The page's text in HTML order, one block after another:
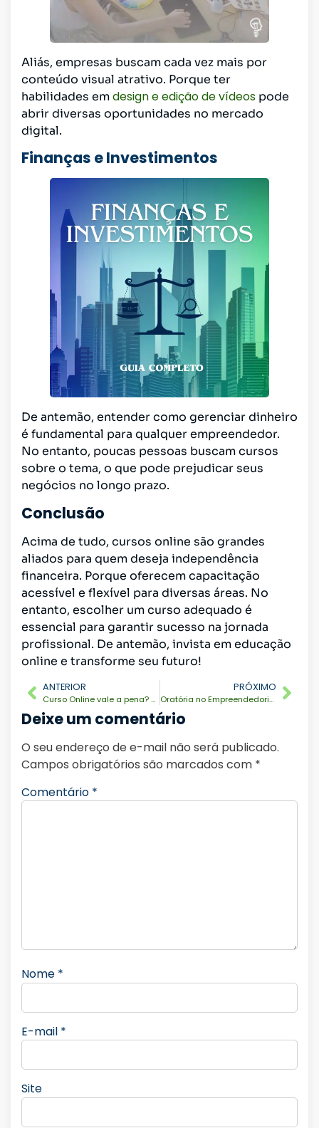
Aliás, empresas buscam cada vez mais por
conteúdo visual atrativo. Porque ter
habilidades emdesign e edição de vídeos pode
abrir diversas oportunidades no mercado
digital.
Finanças e Investimentos
De antemão, entender como gerenciar dinheiro
é fundamental para qualquer empreendedor.
No entanto, poucas pessoas buscam cursos
sobre o tema, o que pode prejudicar seus
negócios no longo prazo.
Conclusão
Acima de tudo, cursos online são grandes
aliados para quem deseja independência
financeira. Porque oferecem capacitação
acessível e flexível para diversas áreas. No
entanto, escolher um curso adequado é
essencial para garantir sucesso na jornada
profissional. De antemão, invista em educação
online e transforme seu futuro!
ANTERIOR
Curso Online vale a pena? Veja as Vantagens e como escolher o curso ideal
PRÓXIMO
Oratória no Empreendedorismo: Como Falar Bem Pode Ajudar no Sucesso dos Negócios
Deixe um comentário
O seu endereço de e-mail não será publicado.
Campos obrigatórios são marcados com *
Comentário *
Nome *
E-mail *
Site